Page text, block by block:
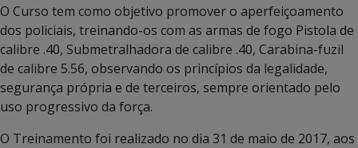
O Curso tem como objetivo promover o aperfeiçoamento
dos policiais, treinando-os com as armas de fogo Pistola de
calibre .40, Submetralhadora de calibre .40, Carabina-fuzil
de calibre 5.56, observando os princípios da legalidade,
segurança própria e de terceiros, sempre orientado pelo
uso progressivo da força.
O Treinamento foi realizado no dia 31 de maio de 2017, aos